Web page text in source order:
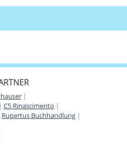
|
| C5 Rinascimento |
Rupertus Buchhandlung|